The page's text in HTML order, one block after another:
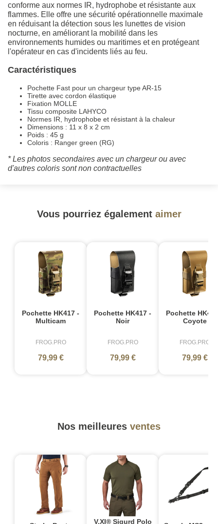
conforme aux normes IR, hydrophobe et résistante aux
flammes. Elle offre une sécurité opérationnelle maximale
en réduisant la détection sous les lunettes de vision
nocturne, en améliorant la mobilité dans les
environnements humides ou maritimes et en protégeant
l'opérateur en cas d'incidents liés au feu.
Caractéristiques
Pochette Fast pour un chargeur type AR-15
Tirette avec cordon élastique
Fixation MOLLE
Tissu composite LAHYCO
Normes IR, hydrophobe et résistant à la chaleur
Dimensions : 11 x 8 x 2 cm
Poids : 45 g
Coloris : Ranger green (RG)
* Les photos secondaires avec un chargeur ou avec
d'autres coloris sont non contractuelles
Vous pourriez également aimer
Pochette HK417 -
Multicam
FROG.PRO
79,99 €
Pochette HK417 -
Noir
FROG.PRO
79,99 €
Pochette
Coyote
FROG.PRO
79,99 €
Nos meilleures ventes
V.XI® Sigurd Polo